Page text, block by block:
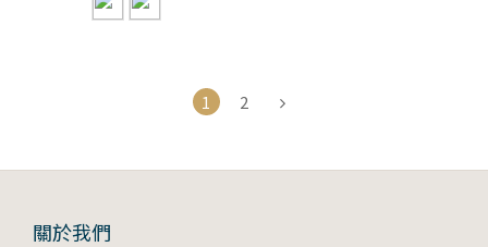
1 2
關於我們